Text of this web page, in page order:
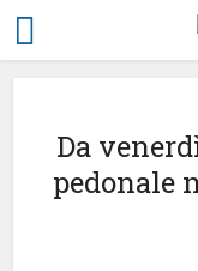
Da
pedonale